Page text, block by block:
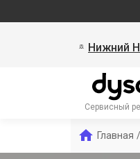
Нижний
Сервисный
Главная /